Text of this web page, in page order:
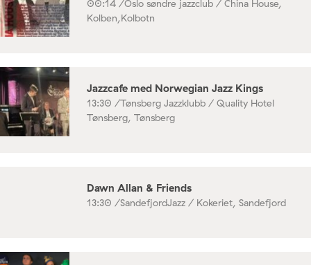
00:14 /Oslo søndre jazzclub / China House,
Kolben,Kolbotn
Jazzcafe med Norwegian Jazz Kings
13:30 /Tønsberg Jazzklubb / Quality Hotel
Tønsberg, Tønsberg
Dawn Allan & Friends
13:30 /SandefjordJazz / Kokeriet, Sandefjord